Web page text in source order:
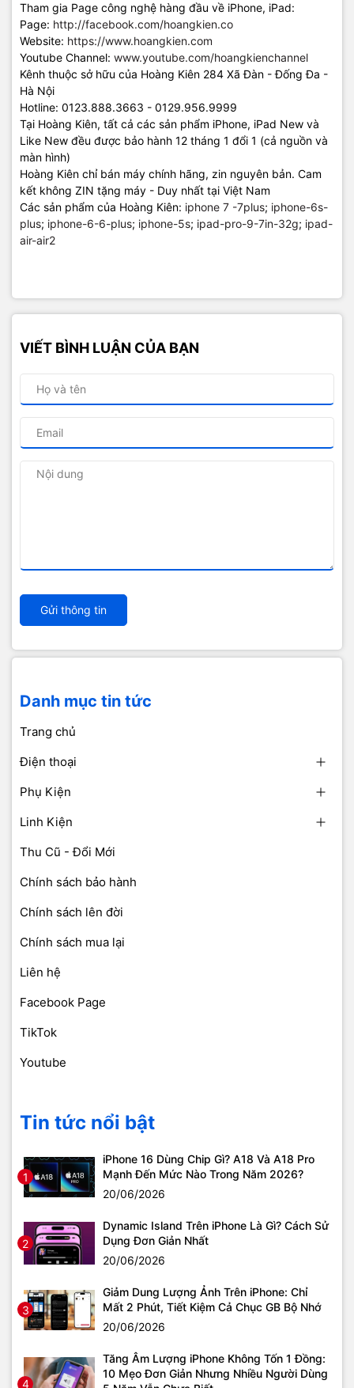
Tham gia Page công nghệ hàng đầu về iPhone, iPad:
Page: http://facebook.com/hoangkien.co
Website: https://www.hoangkien.com
Youtube Channel: www.youtube.com/hoangkienchannel
Kênh thuộc sở hữu của Hoàng Kiên 284 Xã Đàn - Đống Đa -
Hà Nội
Hotline: 0123.888.3663 - 0129.956.9999
Tại Hoàng Kiên, tất cả các sản phẩm iPhone, iPad New và
Like New đều được bảo hành 12 tháng 1 đổi 1 (cả nguồn và
màn hình)
Hoàng Kiên chỉ bán máy chính hãng, zin nguyên bản. Cam
kết không ZIN tặng máy - Duy nhất tại Việt Nam
Các sản phẩm của Hoàng Kiên: iphone 7 -7plus; iphone-6s-
plus; iphone-6-6-plus; iphone-5s; ipad-pro-9-7in-32g; ipad-
air-air2
VIẾT BÌNH LUẬN CỦA BẠN
Gửi thông tin
Danh mục tin tức
Trang chủ
Điện thoại
Phụ Kiện
Linh Kiện
Thu Cũ - Đổi Mới
Chính sách bảo hành
Chính sách lên đời
Chính sách mua lại
Liên hệ
Facebook Page
TikTok
Youtube
Tin tức nổi bật
1
iPhone 16 Dùng Chip Gì? A18 Và A18 Pro
Mạnh Đến Mức Nào Trong Năm 2026?
20/06/2026
2
Dynamic Island Trên iPhone Là Gì? Cách Sử
Dụng Đơn Giản Nhất
20/06/2026
3
Giảm Dung Lượng Ảnh Trên iPhone: Chỉ
Mất 2 Phút, Tiết Kiệm Cả Chục GB Bộ Nhớ
20/06/2026
4
Tăng Âm Lượng iPhone Không Tốn 1 Đồng:
10 Mẹo Đơn Giản Nhưng Nhiều Người Dùng